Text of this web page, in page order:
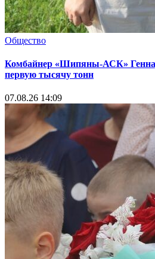
Общество
Комбайнер «Шипяны-АСК»
первую тысячу тонн
07.08.26 14:09